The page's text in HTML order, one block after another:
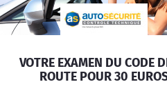
VOTRE EXAMEN DU CODE
ROUTE POUR 30